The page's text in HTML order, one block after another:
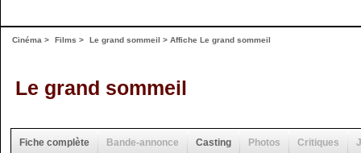
Cinéma > Films > Le grand sommeil > Affiche Le grand sommeil
Le grand sommeil
Fiche complète Bande-annonce Casting Photos Critiques